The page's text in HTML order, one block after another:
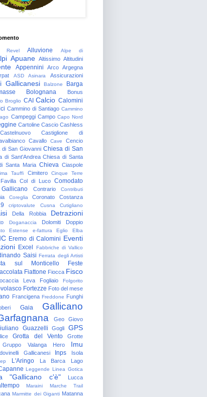
Revel Alluvione
Alpe di
Apuane Altissimo Altitudini
Appennini Arco Argegna
ASD Asinara Assicurazioni
Gallicanesi Balzone Barga
Bolognana Bonus
Broglio CAI Calcio Calomini
Cammino di Santiago Cammino
Campeggi Campo Capo Nord
Cartoline Cascio Cashless
Castelnuovo
Castiglione di
Cavallo Cave Cencio
di San Giovanni Chiesa di San
di Sant'Andrea Chiesa di Santa
Santa Maria Chieva Ciaspole
Tauffi Cimitero
Cinque Terre
Col di Luco Comodato
Contrario Contributi
Coreglia Coronato
Costanza
criptovalute Cusna Cutigliano
Della Robbia
Detrazioni
Doganaccia Dolomiti
Doppio
Estense e-fattura Eglio Elba
Eremo di Calomini Eventi
Excel Fabbriche di Vallico
Saisi Ferrata degli Artisti
sul Monticello
Feste
Fiattone Fiocca Fisco
Leva Fogliaio Folgorito
Fortezze Foto del mese
Francigena Freddone Funghi
Gaia
Gallicano
Geo
Giovo
Guazzelli Gogli GPS
Grotta del Vento
Grotte
Gruppo Valanga Hero Imu
Gallicanesi Inps
Isola
L'Aringo La Barca
Lago
Leggende Linea Gotica
"Gallicano c'è" Lucca
Maraini Marche Trail
Marmitte dei Giganti Matanna